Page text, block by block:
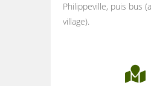
Philippeville, puis bus
village).